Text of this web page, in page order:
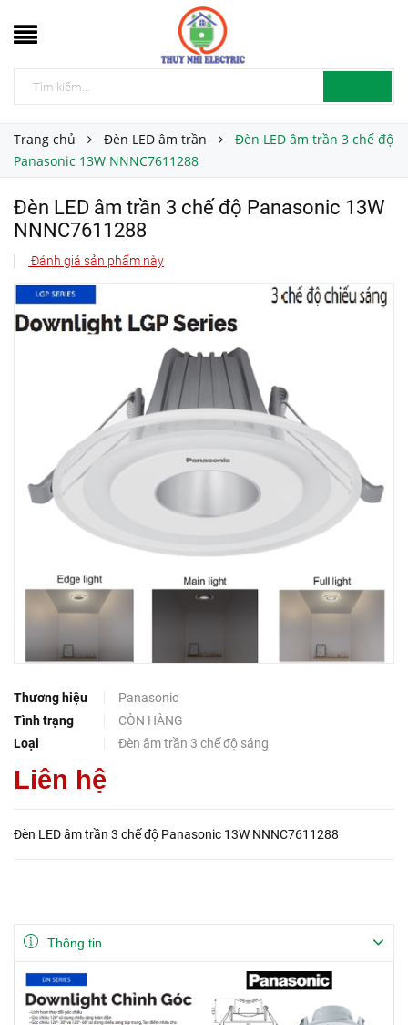
Trang chủ Đèn LED âm trần
Đèn LED âm trần 3 chế độ
Panasonic 13W NNNC7611288
Đèn LED âm trần 3 chế độ Panasonic 13W
NNNC7611288
Đánh giá sản phẩm này
Thương hiệu
Panasonic
Tình trạng
CÒN HÀNG
Loại
Đèn âm trần 3 chế độ sáng
Liên hệ
Đèn LED âm trần 3 chế độ Panasonic 13W NNNC7611288
Thông tin